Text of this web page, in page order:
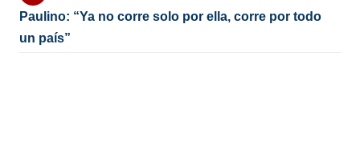
Paulino: “Ya no corre solo por ella, corre por todo
un país”